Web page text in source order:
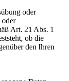
oder
oder
Art. 21 Abs. 1
ob die
den Ihren